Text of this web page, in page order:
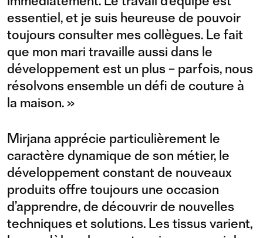
essentiel, et je suis heureuse de pouvoir
toujours consulter mes collègues. Le fait
que mon mari travaille aussi dans le
développement est un plus – parfois, nous
résolvons ensemble un défi de couture à
la maison. »
Mirjana apprécie particulièrement le
caractère dynamique de son métier, le
développement constant de nouveaux
produits offre toujours une occasion
d’apprendre, de découvrir de nouvelles
techniques et solutions. Les tissus varient,